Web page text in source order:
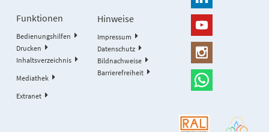
Funktionen
Bedienungshilfen
Drucken
Inhaltsverzeichnis
Mediathek
Extranet
Hinweise
Impressum
Datenschutz
Bildnachweise
Barrierefreiheit